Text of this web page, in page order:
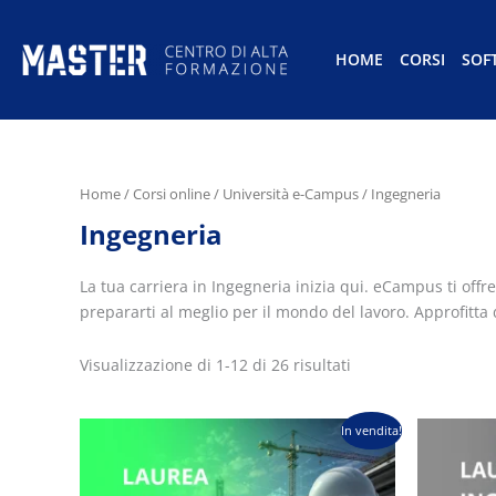
HOME CORSI
Home/Corsi online/ Università e-Campus/ Ingegneria
Ingegneria
La tua carriera in Ingegneria inizia qui. eCampus ti
prepararti al meglio per il mondo del lavoro.
Visualizzazione di 1-12 di 26 risultati
In vendita!
era:
prezzo
attuale
è: